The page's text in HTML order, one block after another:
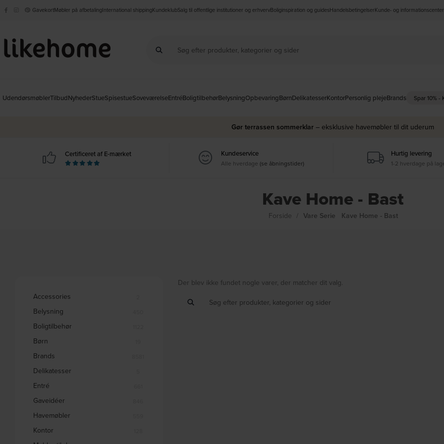
GavekortMøbler på afbetalingInternational shippingKundeklubSalg til offentlige institutioner og erhvervBoliginspiration og guidesHandelsbetingelserKunde- og informationscenter
UdendørsmøblerTilbudNyhederStueSpisestueSoveværelseEntréBoligtilbehørBelysningOpbevaringBørnDelikatesserKontorPersonlig plejeBrands Spar 10%
Gør terrassen sommerklar – eksklusive havemøbler til dit uderum
Certificeret af E-mærket Kundeservice
Alle hverdage (se åbningstider)
Hurtig levering
1-2 hverdage på
Kave Home - Bast
Forside Vare Serie Kave Home - Bast
Accessories
Belysning
Boligtilbehør
Børn
Brands
Delikatesser
Entré
Gaveidéer
Havemøbler
Kontor
Der blev ikke fundet nogle varer, der matcher dit valg.